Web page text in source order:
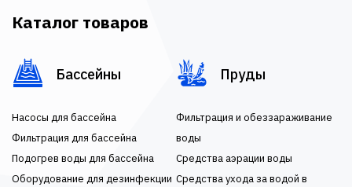
Каталог товаров
Бассейны
Насосы для бассейна
Фильтрация для бассейна
Подогрев воды для бассейна
Оборудование для дезинфекции
Пруды
Фильтрация и обеззараживание
воды
Средства аэрации воды
Средства ухода за водой в